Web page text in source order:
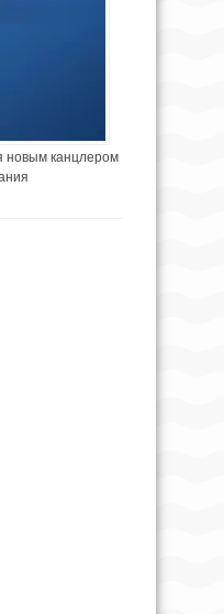
новым канцлером